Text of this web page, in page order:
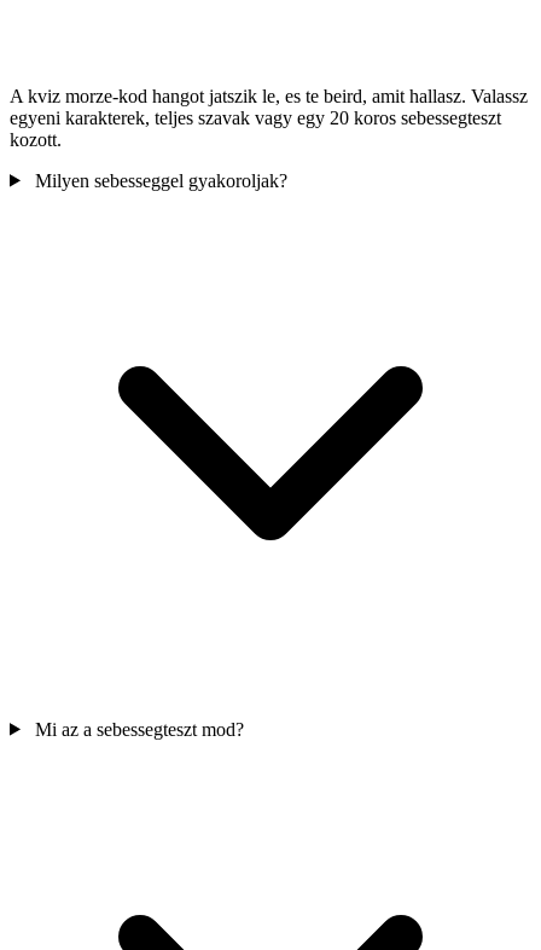
A kviz morze-kod hangot jatszik le, es te beird, amit hallasz. Valassz
egyeni karakterek, teljes szavak vagy egy 20 koros sebessegteszt
kozott.
Milyen sebesseggel gyakoroljak?
Mi az a sebessegteszt mod?